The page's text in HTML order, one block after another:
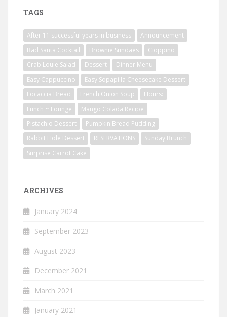
TAGS
After 11 successful years in business
Announcement
Bad Santa Cocktail
Brownie Sundaes
Cioppino
Crab Louie Salad
Dessert
Dinner Menu
Easy Cappuccino
Easy Sopapilla Cheesecake Dessert
Focaccia Bread
French Onion Soup
Hours:
Lunch ~ Lounge
Mango Colada Recipe
Pistachio Dessert
Pumpkin Bread Pudding
Rabbit Hole Dessert
RESERVATIONS
Sunday Brunch
Surprise Carrot Cake
ARCHIVES
January 2024
September 2023
August 2023
December 2021
March 2021
January 2021